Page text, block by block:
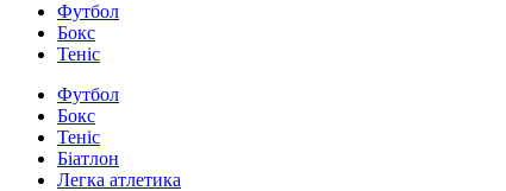
Футбол
Бокс
Теніс
Футбол
Бокс
Теніс
Біатлон
Легка атлетика